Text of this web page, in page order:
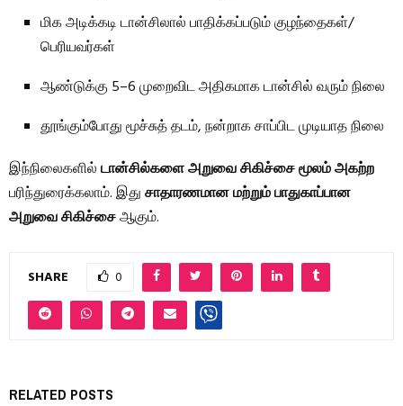
மிக அடிக்கடி டான்சிலால் பாதிக்கப்படும் குழந்தைகள்/
பெரியவர்கள்
ஆண்டுக்கு 5–6 முறைவிட அதிகமாக டான்சில் வரும் நிலை
தூங்கும்போது மூச்சுத் தடம், நன்றாக சாப்பிட முடியாத நிலை
இந்நிலைகளில்டான்சில்களை அறுவை சிகிச்சை மூலம் அகற்ற
பரிந்துரைக்கலாம். இதுசாதாரணமான மற்றும் பாதுகாப்பான
அறுவை சிகிச்சைஆகும்.
SHARE 0
RELATED POSTS